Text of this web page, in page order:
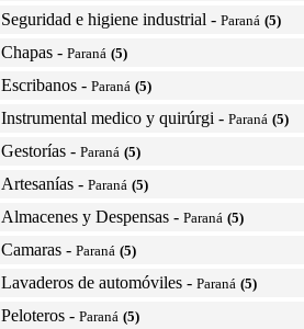
Seguridad e higiene industrial - Paraná (5)
Chapas - Paraná (5)
Escribanos - Paraná (5)
Instrumental medico y quirúrgi - Paraná (5)
Gestorías - Paraná (5)
Artesanías - Paraná (5)
Almacenes y Despensas - Paraná (5)
Camaras - Paraná (5)
Lavaderos de automóviles - Paraná (5)
Peloteros - Paraná (5)